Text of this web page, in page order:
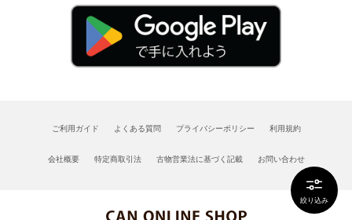
絞り込み
ご利用ガイド よくある質問 プライバシーポリシー 利用規約
会社概要 特定商取引法 古物営業法に基づく記載 お問い合わせ